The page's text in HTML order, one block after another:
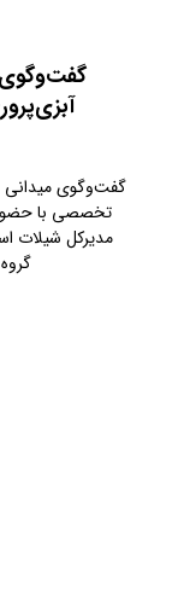
گفت‌وگوی
گفت‌وگوی میدانی
تخصصی با حضور
مدیرکل شیلات